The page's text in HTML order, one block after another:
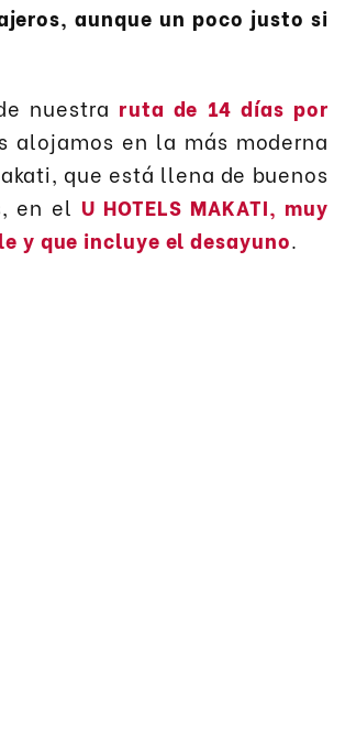
aunque un poco justo si
nuestra ruta de 14 días por
alojamos en la más moderna
que está llena de buenos
en el U HOTELS MAKATI, muy
y que incluye el desayuno.